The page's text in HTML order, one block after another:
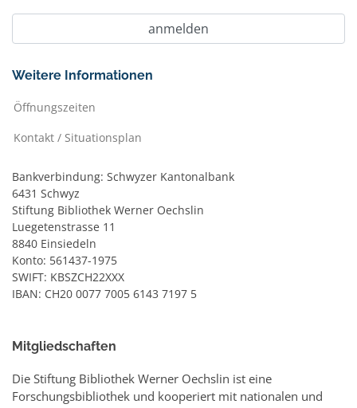
Weitere Informationen
Öffnungszeiten
Kontakt / Situationsplan
Bankverbindung: Schwyzer Kantonalbank
6431 Schwyz
Stiftung Bibliothek Werner Oechslin
Luegetenstrasse 11
8840 Einsiedeln
Konto: 561437-1975
SWIFT: KBSZCH22XXX
IBAN: CH20 0077 7005 6143 7197 5
Mitgliedschaften
Die Stiftung Bibliothek Werner Oechslin ist eine
Forschungsbibliothek und kooperiert mit nationalen und